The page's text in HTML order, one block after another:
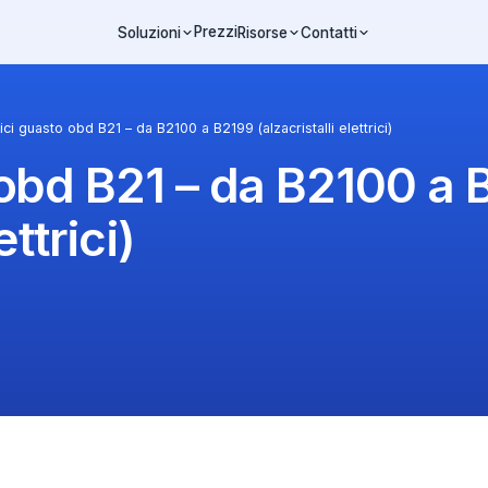
Soluzioni PrezziRisorse Contatti
guasto obd B21 – da B2100 a B2199 (alzacristalli elettrici)
B21 – da B2100 a